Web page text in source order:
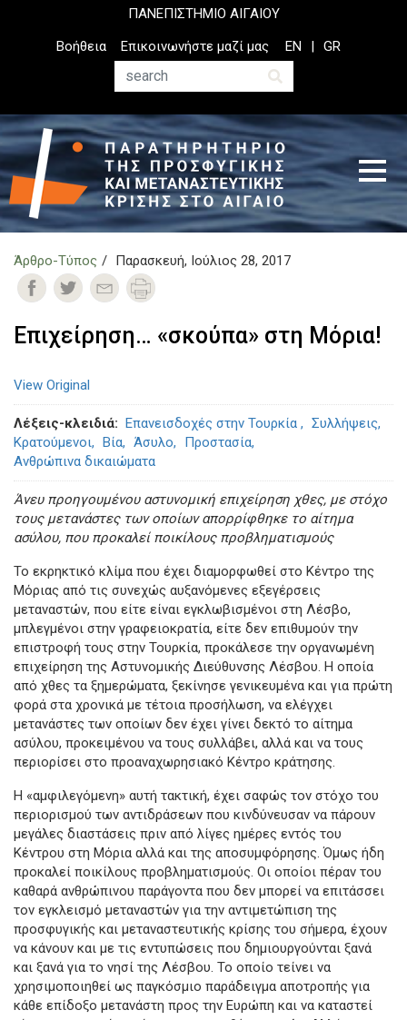
ΠΑΝΕΠΙΣΤΗΜΙΟ ΑΙΓΑΙΟΥ
Top
Header
Βοήθεια
Επικοινωνήστε μαζί μας
Αναζήτηση
EN GR
Άρθρο-Τύπος Παρασκευή, Ιούλιος 28, 2017
Επιχείρηση… «σκούπα» στη Μόρια!
View Original
Λέξεις-κλειδιά Επανεισδοχές στην Τουρκία
Συλλήψεις
Κρατούμενοι
Βία Άσυλο
Προστασία
Ανθρώπινα δικαιώματα
Άνευ προηγουμένου αστυνομική επιχείρηση χθες, με στόχο
τους μετανάστες των οποίων απορρίφθηκε το αίτημα
ασύλου, που προκαλεί ποικίλους προβληματισμούς
Το εκρηκτικό κλίμα που έχει διαμορφωθεί στο Κέντρο της
Μόριας από τις συνεχώς αυξανόμενες εξεγέρσεις
μεταναστών, που είτε είναι εγκλωβισμένοι στη Λέσβο,
μπλεγμένοι στην γραφειοκρατία, είτε δεν επιθυμούν την
επιστροφή τους στην Τουρκία, προκάλεσε την οργανωμένη
επιχείρηση της Αστυνομικής Διεύθυνσης Λέσβου. Η οποία
από χθες τα ξημερώματα, ξεκίνησε γενικευμένα και για πρώτη
φορά στα χρονικά με τέτοια προσήλωση, να ελέγχει
μετανάστες των οποίων δεν έχει γίνει δεκτό το αίτημα
ασύλου, προκειμένου να τους συλλάβει, αλλά και να τους
περιορίσει στο προαναχωρησιακό Κέντρο κράτησης.
Η «αμφιλεγόμενη» αυτή τακτική, έχει σαφώς τον στόχο του
περιορισμού των αντιδράσεων που κινδύνευσαν να πάρουν
μεγάλες διαστάσεις πριν από λίγες ημέρες εντός του
Κέντρου στη Μόρια αλλά και της αποσυμφόρησης. Όμως ήδη
προκαλεί ποικίλους προβληματισμούς. Οι οποίοι πέραν του
καθαρά ανθρώπινου παράγοντα που δεν μπορεί να επιτάσσει
τον εγκλεισμό μεταναστών για την αντιμετώπιση της
προσφυγικής και μεταναστευτικής κρίσης του σήμερα, έχουν
να κάνουν και με τις εντυπώσεις που δημιουργούνται ξανά
και ξανά για το νησί της Λέσβου. Το οποίο τείνει να
χρησιμοποιηθεί ως παγκόσμιο παράδειγμα αποτροπής για
κάθε επίδοξο μετανάστη προς την Ευρώπη και να καταστεί